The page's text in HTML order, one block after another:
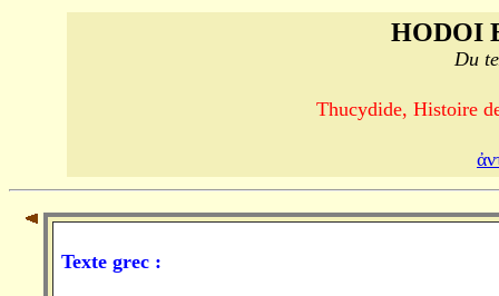
HODOI
Du
Thucydide, Histoire
Texte grec :